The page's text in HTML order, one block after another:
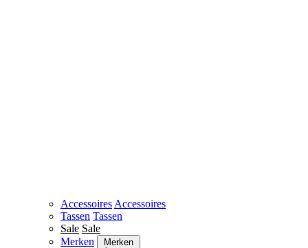
Accessoires Accessoires
Tassen Tassen
Sale Sale
Merken
Merken